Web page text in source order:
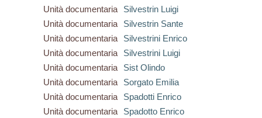
Unità documentaria
Silvestrin Luigi
Unità documentaria
Silvestrin Sante
Unità documentaria
Silvestrini Enrico
Unità documentaria
Silvestrini Luigi
Unità documentaria
Sist Olindo
Unità documentaria
Sorgato Emilia
Unità documentaria
Spadotti Enrico
Unità documentaria
Spadotto Enrico